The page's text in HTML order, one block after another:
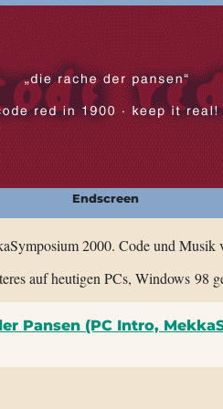
Endscreen
2000. Code und Musik
auf heutigen PCs, Windows 98
Pansen (PC Intro,